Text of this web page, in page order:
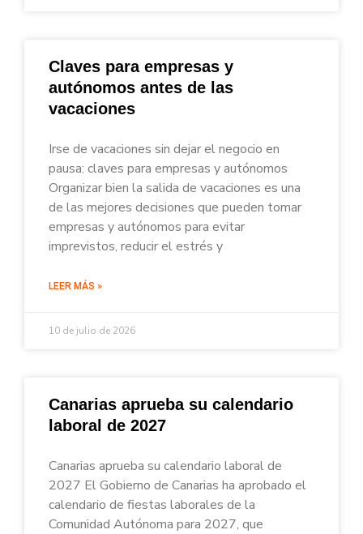
Claves para empresas y
autónomos antes de las
vacaciones
Irse de vacaciones sin dejar el negocio en
pausa: claves para empresas y autónomos
Organizar bien la salida de vacaciones es una
de las mejores decisiones que pueden tomar
empresas y autónomos para evitar
imprevistos, reducir el estrés y
LEER MÁS »
10 de julio de 2026
Canarias aprueba su calendario
laboral de 2027
Canarias aprueba su calendario laboral de
2027 El Gobierno de Canarias ha aprobado el
calendario de fiestas laborales de la
Comunidad Autónoma para 2027, que